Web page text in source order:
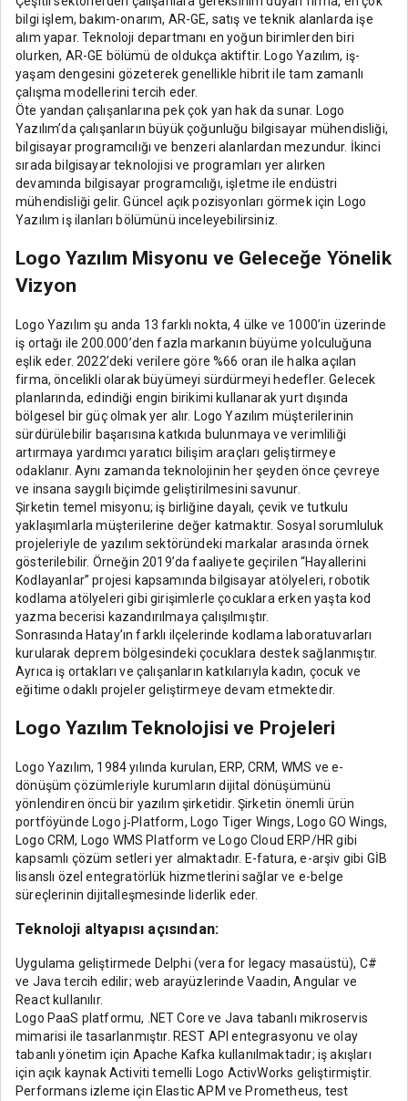
bilgi işlem, bakım-onarım, AR-GE, satış ve teknik alanlarda işe
alım yapar. Teknoloji departmanı en yoğun birimlerden biri
olurken, AR-GE bölümü de oldukça aktiftir. Logo Yazılım, iş-
yaşam dengesini gözeterek genellikle hibrit ile tam zamanlı
çalışma modellerini tercih eder.
Öte yandan çalışanlarına pek çok yan hak da sunar. Logo
Yazılım’da çalışanların büyük çoğunluğu bilgisayar mühendisliği,
bilgisayar programcılığı ve benzeri alanlardan mezundur. İkinci
sırada bilgisayar teknolojisi ve programları yer alırken
devamında bilgisayar programcılığı, işletme ile endüstri
mühendisliği gelir. Güncel açık pozisyonları görmek için Logo
Yazılım iş ilanları bölümünü inceleyebilirsiniz.
Logo Yazılım Misyonu ve Geleceğe Yönelik
Vizyon
Logo Yazılım şu anda 13 farklı nokta, 4 ülke ve 1000’in üzerinde
iş ortağı ile 200.000’den fazla markanın büyüme yolculuğuna
eşlik eder. 2022’deki verilere göre %66 oran ile halka açılan
firma, öncelikli olarak büyümeyi sürdürmeyi hedefler. Gelecek
planlarında, edindiği engin birikimi kullanarak yurt dışında
bölgesel bir güç olmak yer alır. Logo Yazılım müşterilerinin
sürdürülebilir başarısına katkıda bulunmaya ve verimliliği
artırmaya yardımcı yaratıcı bilişim araçları geliştirmeye
odaklanır. Aynı zamanda teknolojinin her şeyden önce çevreye
ve insana saygılı biçimde geliştirilmesini savunur.
Şirketin temel misyonu; iş birliğine dayalı, çevik ve tutkulu
yaklaşımlarla müşterilerine değer katmaktır. Sosyal sorumluluk
projeleriyle de yazılım sektöründeki markalar arasında örnek
gösterilebilir. Örneğin 2019’da faaliyete geçirilen “Hayallerini
Kodlayanlar” projesi kapsamında bilgisayar atölyeleri, robotik
kodlama atölyeleri gibi girişimlerle çocuklara erken yaşta kod
yazma becerisi kazandırılmaya çalışılmıştır.
Sonrasında Hatay’ın farklı ilçelerinde kodlama laboratuvarları
kurularak deprem bölgesindeki çocuklara destek sağlanmıştır.
Ayrıca iş ortakları ve çalışanların katkılarıyla kadın, çocuk ve
eğitime odaklı projeler geliştirmeye devam etmektedir.
Logo Yazılım Teknolojisi ve Projeleri
Logo Yazılım, 1984 yılında kurulan, ERP, CRM, WMS ve e-
dönüşüm çözümleriyle kurumların dijital dönüşümünü
yönlendiren öncü bir yazılım şirketidir. Şirketin önemli ürün
portföyünde Logo j‑Platform, Logo Tiger Wings, Logo GO Wings,
Logo CRM, Logo WMS Platform ve Logo Cloud ERP/HR gibi
kapsamlı çözüm setleri yer almaktadır. E-fatura, e-arşiv gibi GİB
lisanslı özel entegratörlük hizmetlerini sağlar ve e-belge
süreçlerinin dijitalleşmesinde liderlik eder.
Teknoloji altyapısı açısından:
Uygulama geliştirmede Delphi (vera for legacy masaüstü), C#
ve Java tercih edilir; web arayüzlerinde Vaadin, Angular ve
React kullanılır.
Logo PaaS platformu, .NET Core ve Java tabanlı mikroservis
mimarisi ile tasarlanmıştır. REST API entegrasyonu ve olay
tabanlı yönetim için Apache Kafka kullanılmaktadır; iş akışları
için açık kaynak Activiti temelli Logo ActivWorks geliştirmiştir.
Performans izleme için Elastic APM ve Prometheus, test